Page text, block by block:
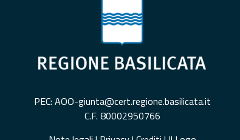
PEC: AOO-giunta@cert.regione.basilicata.it
C.F. 80002950766